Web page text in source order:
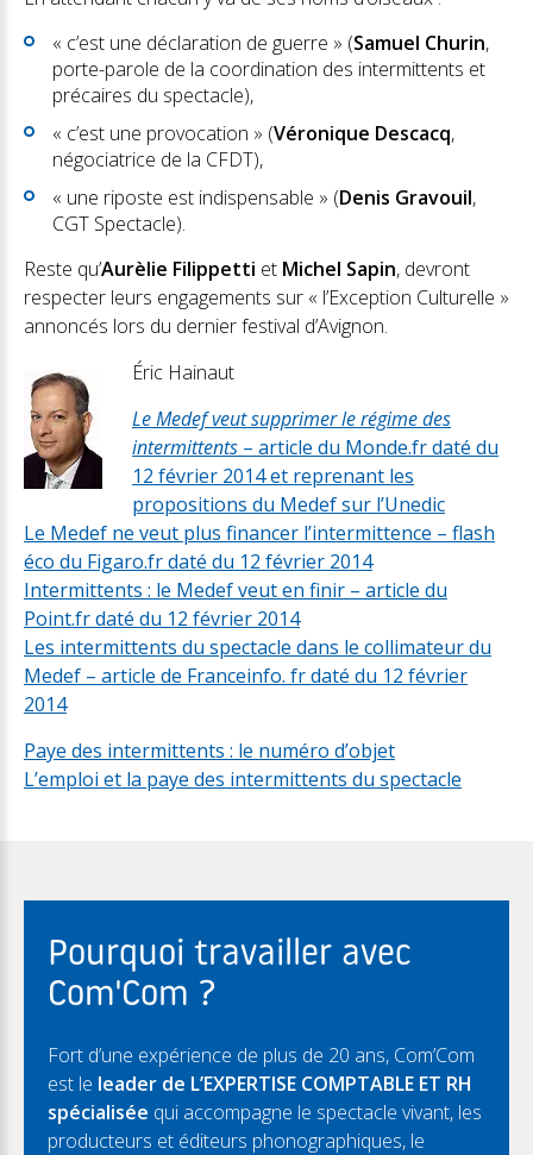
« c’est une déclaration de guerre » (Samuel Churin,
porte-parole de la coordination des intermittents et
précaires du spectacle),
« c’est une provocation » (Véronique Descacq,
négociatrice de la CFDT),
« une riposte est indispensable » (Denis Gravouil,
CGT Spectacle).
Reste qu’Aurèlie Filippetti et Michel Sapin, devront
respecter leurs engagements sur « l’Exception Culturelle »
annoncés lors du dernier festival d’Avignon.
Éric Hainaut
Le Medef veut supprimer le régime des
intermittents – article du Monde.fr daté du
12 février 2014 et reprenant les
propositions du Medef sur l’Unedic
Le Medef ne veut plus financer l’intermittence – flash
éco du Figaro.fr daté du 12 février 2014
Intermittents : le Medef veut en finir – article du
Point.fr daté du 12 février 2014
Les intermittents du spectacle dans le collimateur du
Medef – article de Franceinfo. fr daté du 12 février
2014
Paye des intermittents : le numéro d’objet
L’emploi et la paye des intermittents du spectacle
Pourquoi travailler avec
Com'Com ?
Fort d’une expérience de plus de 20 ans, Com’Com
est le leader de L’EXPERTISE COMPTABLE ET RH
spécialisée qui accompagne le spectacle vivant, les
producteurs et éditeurs phonographiques, le